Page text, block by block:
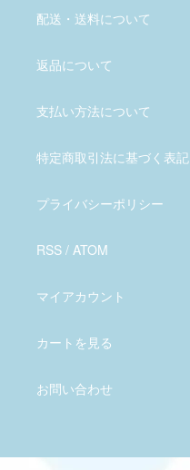
配送・送料について
返品について
支払い方法について
特定商取引法に基づく表記
プライバシーポリシー
RSS / ATOM
マイアカウント
カートを見る
お問い合わせ